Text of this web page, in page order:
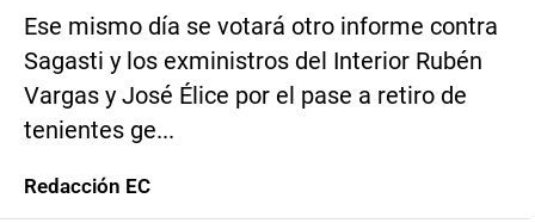
Ese mismo día se votará otro informe contra
Sagasti y los exministros del Interior Rubén
Vargas y José Élice por el pase a retiro de
tenientes ge...
Redacción EC